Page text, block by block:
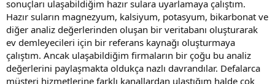
sonuçları ulaşabildiğim hazır sulara uyarlamaya çalıştım.
Hazır suların magnezyum, kalsiyum, potasyum, bikarbonat ve
diğer analiz değerlerinden oluşan bir veritabanı oluşturarak
ev demleyecileri için bir referans kaynağı oluşturmaya
çalıştım. Ancak ulaşabildiğim firmaların bir çoğu bu analiz
değerlerini paylaşmakta oldukça nazlı davrandılar. Defalarca
müşteri hizmetlerine farklı kanallardan ulaştığım halde çok